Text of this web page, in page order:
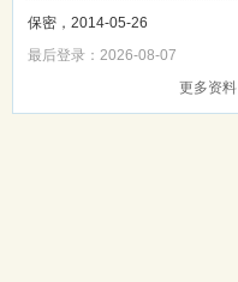
保密，2014-05-26
最后登录：2026-08-07
更多资料